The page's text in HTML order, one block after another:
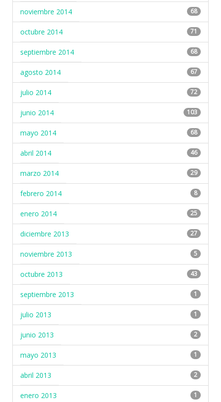
noviembre 2014 68
octubre 2014 71
septiembre 2014 68
agosto 2014 67
julio 2014 72
junio 2014 103
mayo 2014 68
abril 2014 46
marzo 2014 29
febrero 2014 8
enero 2014 25
diciembre 2013 27
noviembre 2013 5
octubre 2013 43
septiembre 2013 1
julio 2013 1
junio 2013 2
mayo 2013 1
abril 2013 2
enero 2013 1